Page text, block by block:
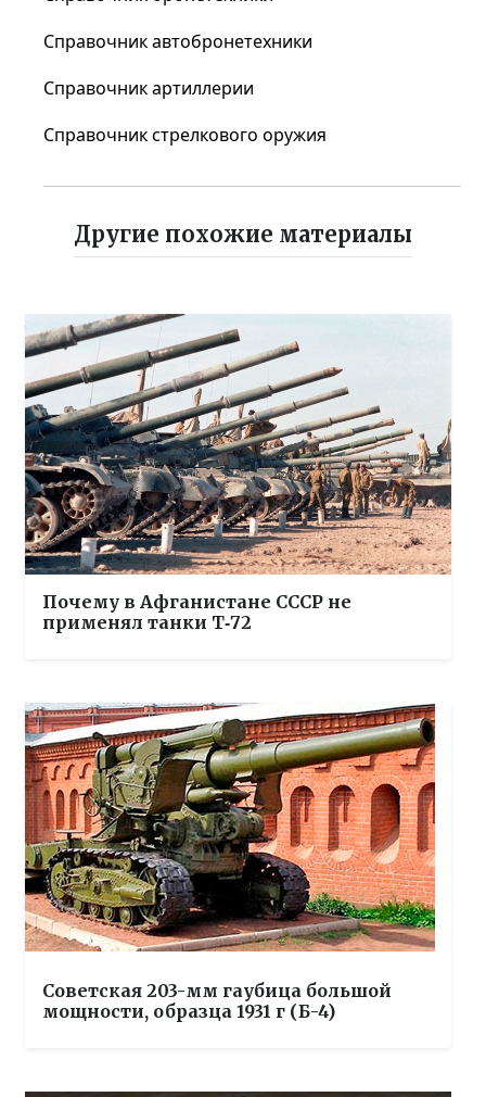
Справочник автобронетехники
Справочник артиллерии
Справочник стрелкового оружия
Другие похожие материалы
Почему в Афганистане СССР не
применял танки Т‑72
Советская 203-мм гаубица большой
мощности, образца 1931 г (Б-4)